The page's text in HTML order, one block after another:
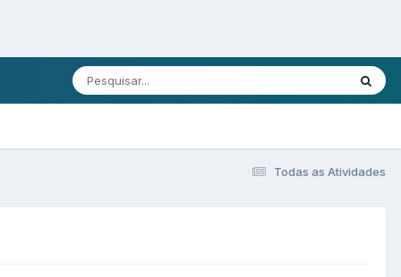
Todas as Atividades